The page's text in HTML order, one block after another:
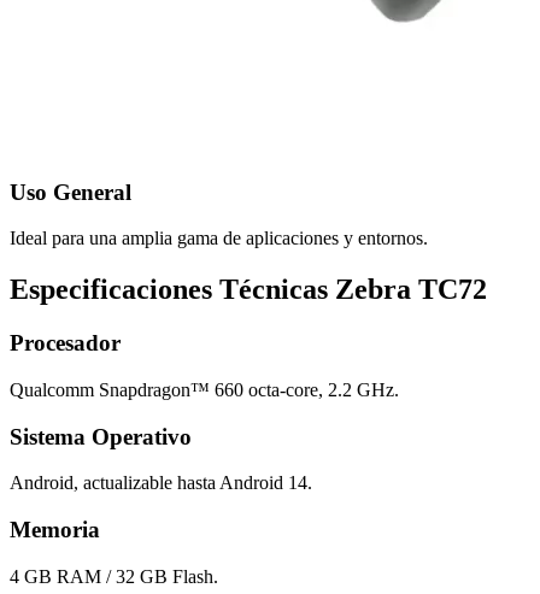
Uso General
Ideal para una amplia gama de aplicaciones y entornos.
Especificaciones Técnicas Zebra TC72
Procesador
Qualcomm Snapdragon™ 660 octa-core, 2.2 GHz.
Sistema Operativo
Android, actualizable hasta Android 14.
Memoria
4 GB RAM / 32 GB Flash.